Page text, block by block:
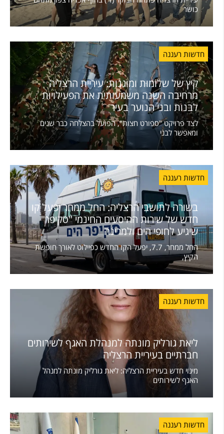
כושר
חדשות רעננה
קיץ של שלוֹמוּת ומוגנות: עיריית הרצליה
מרחיבה השנה משמעותית את הפעילויות
לבנות ובני הנוער בעיר
לצד פרויקט "ספורט חצות", הפועל בהצלחה כבר שנים
ומאפשר לבני
חדשות רעננה
בשורה לתושבי הרצליה: החל ממחר יפעל קו
חדש של שירות ההיסעים החינמי "סקיפר"
שיגיע לחופי הים ולמרינה
החל ממחר, 7.7, יפעל הקו החדש כפיילוט לאורך חופשת
הקיץ,
חדשות רעננה
ליאת גורליק מונתה למנהלת האגף לשירותים
חברתיים בעיריית הרצליה
מינוי חדש בעיריית הרצליה: ליאת גורליק מונתה למנהל
האגף לשירותים
חדשות רעננה